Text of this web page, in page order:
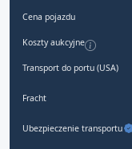
Cena pojazdu
Koszty aukcyjne
Transport do portu (USA)
Fracht
Ubezpieczenie transportu